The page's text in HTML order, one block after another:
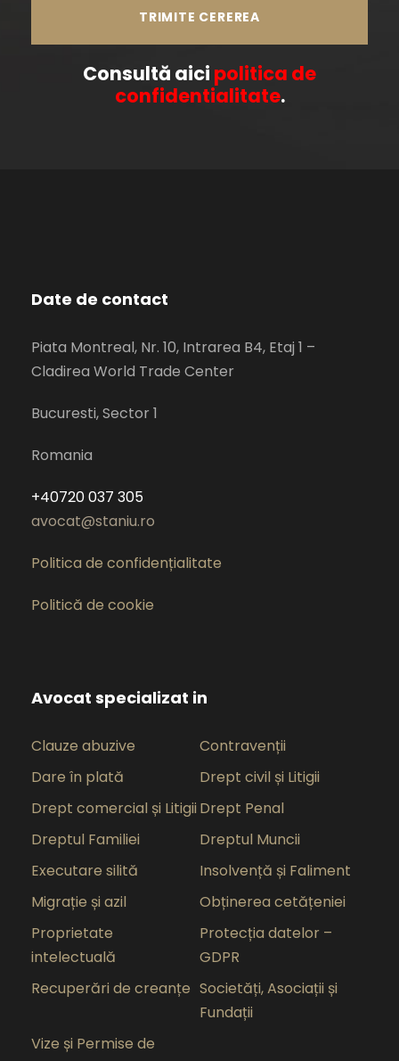
Consultă aici politica de
confidentialitate.
Date de contact
Piata Montreal, Nr. 10, Intrarea B4, Etaj 1 –
Cladirea World Trade Center
Bucuresti, Sector 1
Romania
+40720 037 305
avocat@staniu.ro
Politica de confidențialitate
Politică de cookie
Avocat specializat in
Clauze abuzive
Contravenții
Dare în plată
Drept civil și Litigii
Drept comercial și Litigii Drept Penal
Dreptul Familiei
Dreptul Muncii
Executare silită
Insolvență și Faliment
Migrație și azil
Obținerea cetățeniei
Proprietate
intelectuală
Protecția datelor –
GDPR
Recuperări de creanțe Societăți, Asociații și
Fundații
Vize și Permise de